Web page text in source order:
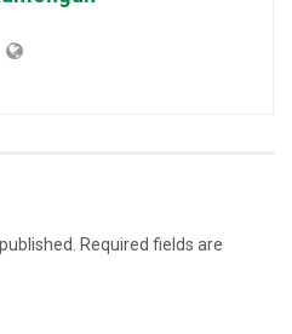
Required fields are